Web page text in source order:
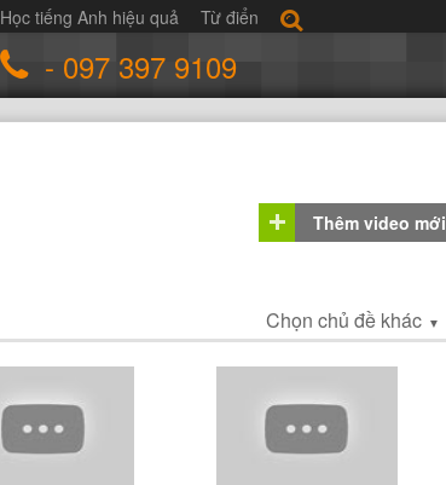
Học tiếng Anh hiệu quả Từ điển
- 097 397 9109
Thêm video mới
Chọn chủ đề khác ▼